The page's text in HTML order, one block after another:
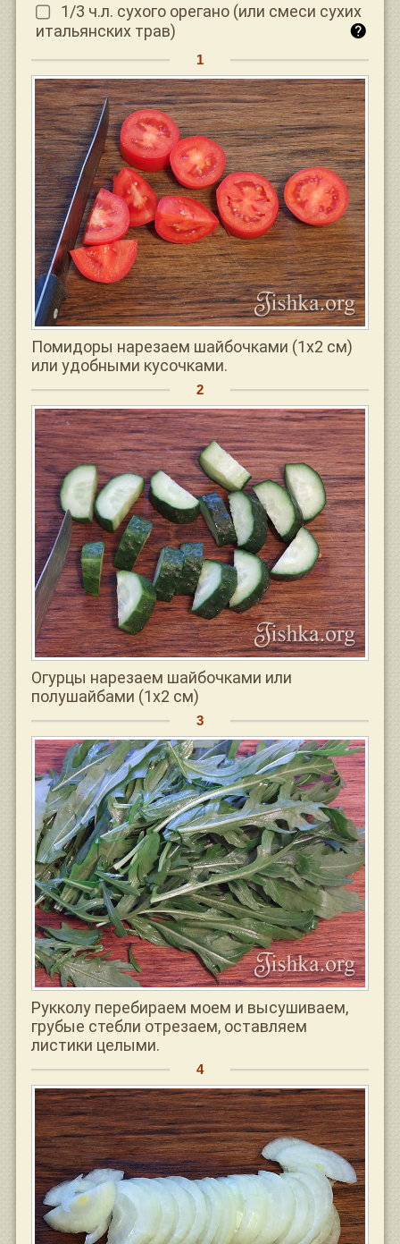
1/3 ч.л. сухого орегано (или смеси сухих
итальянских трав)
Помидоры нарезаем шайбочками (1х2 см)
или удобными кусочками.
Огурцы нарезаем шайбочками или
полушайбами (1х2 см)
Рукколу перебираем моем и высушиваем,
грубые стебли отрезаем, оставляем
листики целыми.